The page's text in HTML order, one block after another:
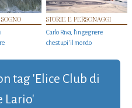
STORIE E PERSONAGGI
Carlo Riva, l’ingegnere
che stupi' il mondo
tag 'Elice Club di
Lario'